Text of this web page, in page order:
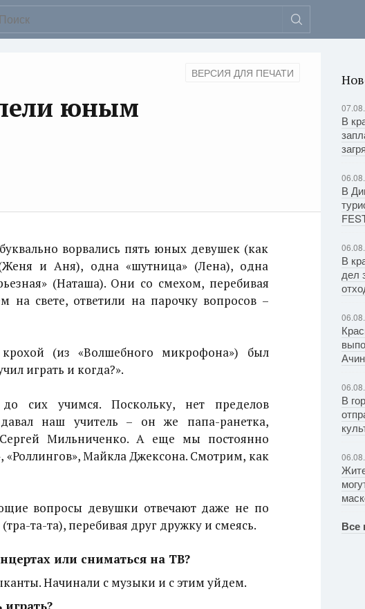
ВЕРСИЯ ДЛЯ ПЕЧАТИ
юным
ворвались пять юных девушек (как
и Аня), одна «шутница» (Лена), одна
(Наташа). Они со смехом, перебивая
на свете, ответили на парочку вопросов –
(из «Волшебного микрофона») был
играть и когда?».
сих учимся. Поскольку, нет пределов
наш учитель – он же папа-ранетка,
Мильниченко. А еще мы постоянно
Майкла Джексона. Смотрим, как
вопросы девушки отвечают даже не по
та-та), перебивая друг дружку и смеясь.
или сниматься на ТВ?
Начинали с музыки и с этим уйдем.
В
В
В
дел
В
Все